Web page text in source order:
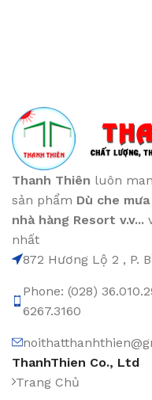
Thanh Thiên luôn
sản phẩm Dù che
nhà hàng Resort v.v...
nhất
872 Hương Lộ 2 , P.
Phone: (028)
6267.3160
ThanhThien Co., Ltd
Trang Chủ